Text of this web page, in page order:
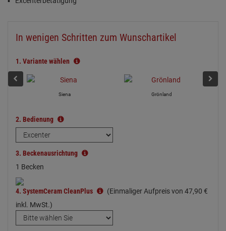
In wenigen Schritten zum Wunschartikel
1. Variante wählen
Siena Grönland
2. Bedienung
3. Beckenausrichtung
1 Becken
4. SystemCeram CleanPlus (Einmaliger Aufpreis von 47,90 €
inkl. MwSt.)